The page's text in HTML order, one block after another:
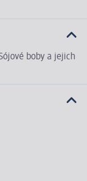
boby a jejich